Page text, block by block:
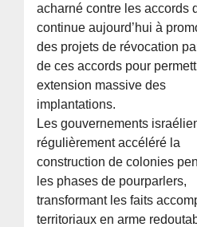
acharné contre les accords
continue aujourd’hui à
des projets de révocation
de ces accords pour
extension massive des
implantations.
Les gouvernements
régulièrement accéléré la
construction de colonies
les phases de pourparlers,
transformant les faits
territoriaux en arme